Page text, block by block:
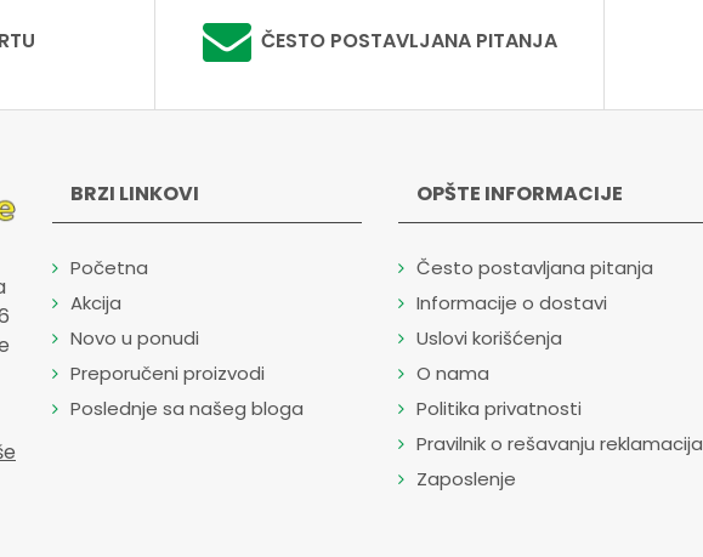
ČESTO POSTAVLJANA PITANJA
BRZI LINKOVI
Početna
Akcija
Novo u ponudi
Preporučeni proizvodi
Poslednje sa našeg bloga
OPŠTE INFORMACIJE
Često postavljana pitanja
Informacije o dostavi
Uslovi korišćenja
O nama
Politika privatnosti
Pravilnik o rešavanju reklamacija
Zaposlenje